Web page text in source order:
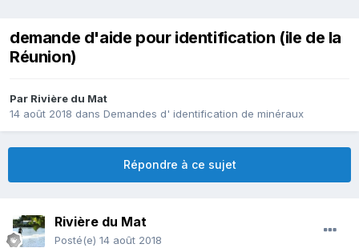
demande d'aide pour identification (ile de la
Réunion)
Par Rivière du Mat
14 août 2018 dans Demandes d' identification de minéraux
Répondre à ce sujet
Rivière du Mat
Posté(e) 14 août 2018